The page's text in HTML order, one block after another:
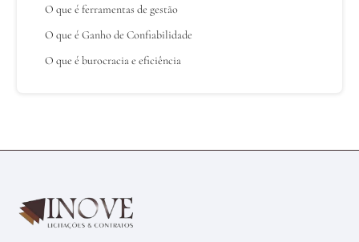
O que é ferramentas de gestão
O que é Ganho de Confiabilidade
O que é burocracia e eficiência